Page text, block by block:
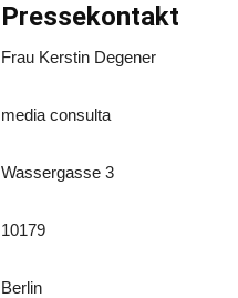
Pressekontakt
Frau Kerstin Degener
media consulta
Wassergasse 3
10179
Berlin